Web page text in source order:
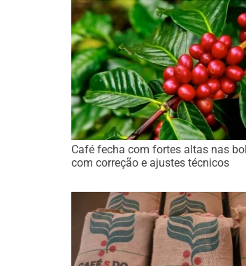
Café fecha com fortes altas nas
com correção e ajustes técnicos